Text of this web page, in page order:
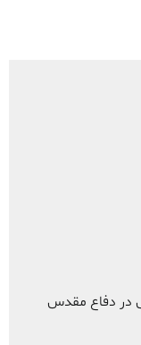
در دفاع مقدس